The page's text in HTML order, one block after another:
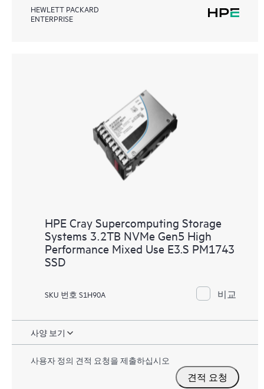
HEWLETT PACKARD
ENTERPRISE
HPE Cray Supercomputing Storage
Systems 3.2TB NVMe Gen5 High
Performance Mixed Use E3.S PM1743
SSD
SKU 번호 S1H90A 비교
사양 보기
사용자 정의 견적 요청을 제출하십시오
견적 요청